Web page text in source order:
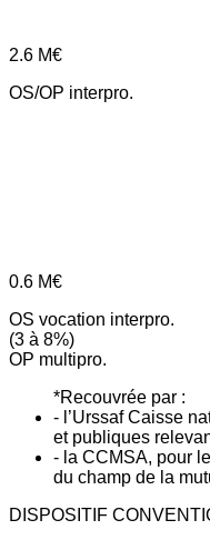
2.6 M€
OS/OP interpro.
0.6 M€
OS vocation interpro.
(3 à 8%)
OP multipro.
*Recouvrée par :
- l’Urssaf Caisse
et publiques
- la CCMSA, pour
du champ de la
DISPOSITIF